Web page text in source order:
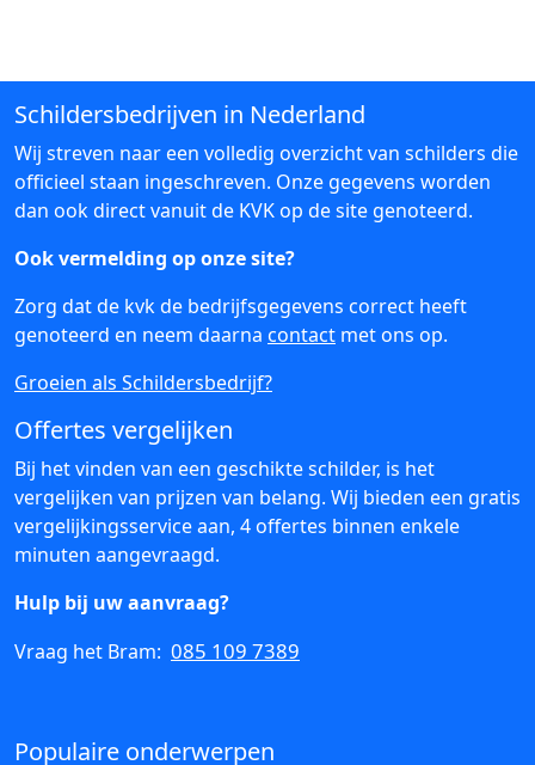
Schildersbedrijven in Nederland
Wij streven naar een volledig overzicht van schilders die
officieel staan ingeschreven. Onze gegevens worden
dan ook direct vanuit de KVK op de site genoteerd.
Ook vermelding op onze site?
Zorg dat de kvk de bedrijfsgegevens correct heeft
genoteerd en neem daarna contact met ons op.
Groeien als Schildersbedrijf?
Offertes vergelijken
Bij het vinden van een geschikte schilder, is het
vergelijken van prijzen van belang. Wij bieden een gratis
vergelijkingsservice aan, 4 offertes binnen enkele
minuten aangevraagd.
Hulp bij uw aanvraag?
Vraag het Bram: 085 109 7389
Populaire onderwerpen